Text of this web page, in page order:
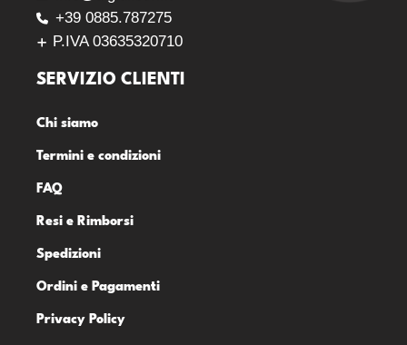
+39 0885.787275
P.IVA 03635320710
SERVIZIO CLIENTI
Chi siamo
Termini e condizioni
FAQ
Resi e Rimborsi
Spedizioni
Ordini e Pagamenti
Privacy Policy